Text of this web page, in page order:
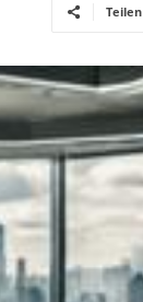
Teilen